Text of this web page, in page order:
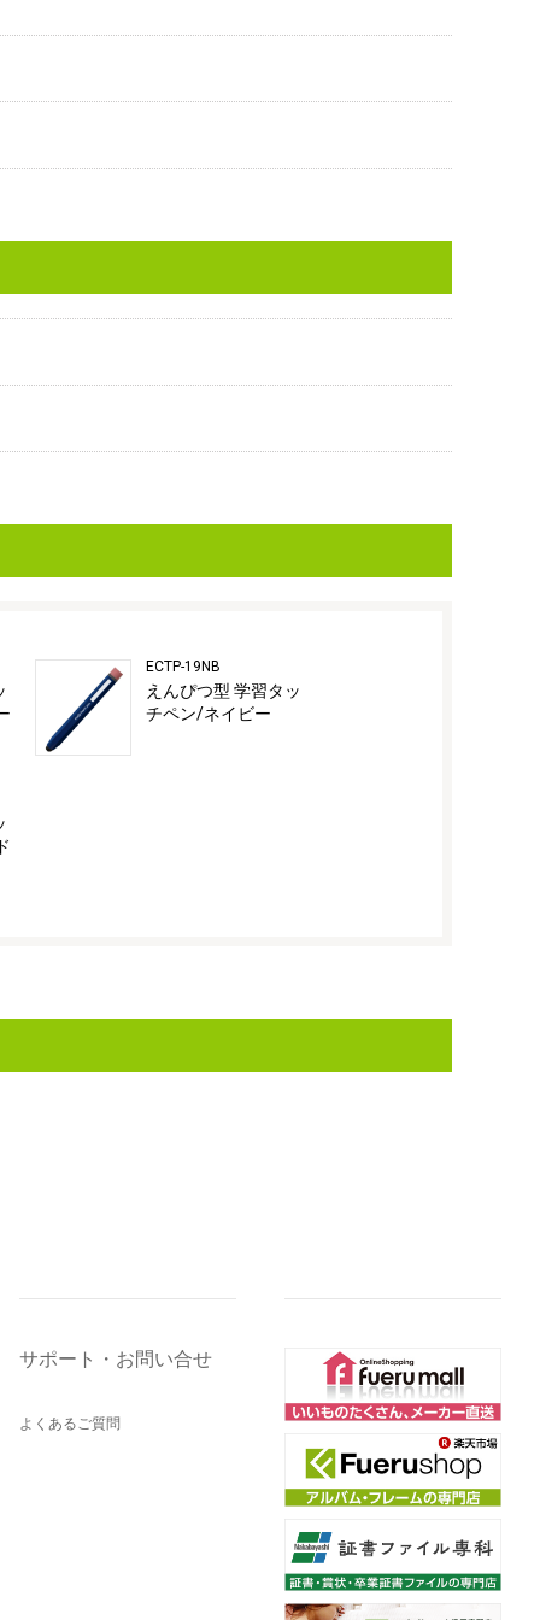
ECTP-19NB
えんぴつ型 学習タッ
チペン/ネイビー
サポート・お問い合せ
よくあるご質問